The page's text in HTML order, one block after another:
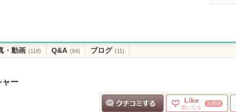
・動画 (118) Q&A (84) ブログ (11)
ー
Like
気になる
3,859